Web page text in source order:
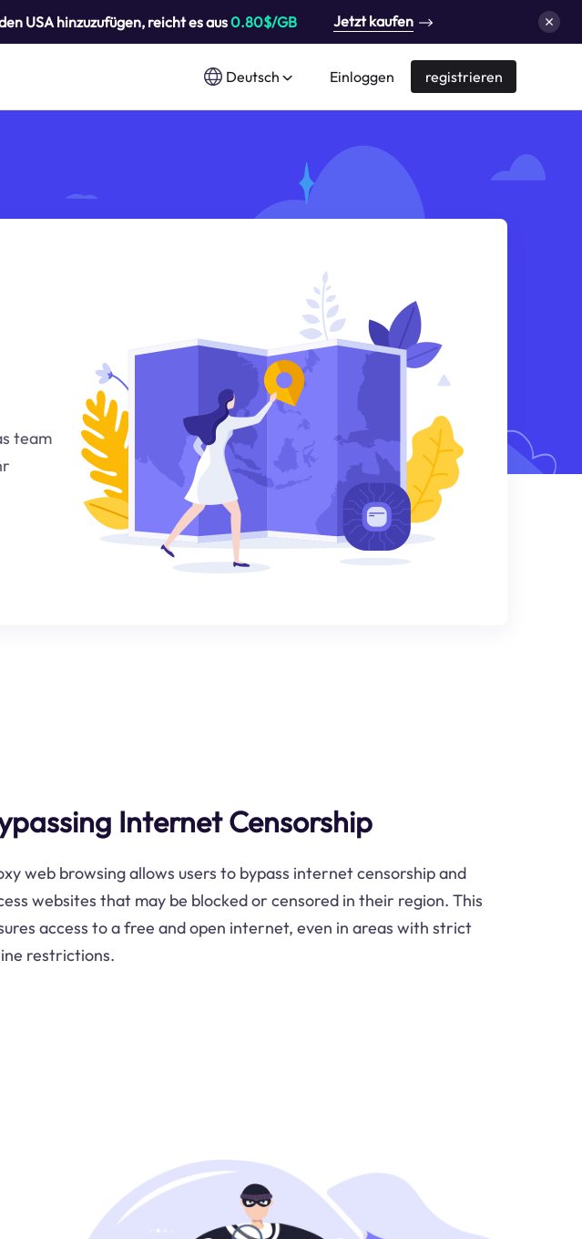
USA hinzuzufügen, reicht es aus0.80$/GB Jetzt kaufen
Deutsch Einloggen registrieren
team
Internet Censorship
web browsing allows users to bypass internet censorship and
websites that may be blocked or censored in their region. This
access to a free and open internet, even in areas with strict
restrictions.